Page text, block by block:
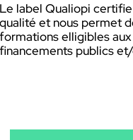
Le label Qualiopi
qualité et nous permet
formationselligibles
financements publics